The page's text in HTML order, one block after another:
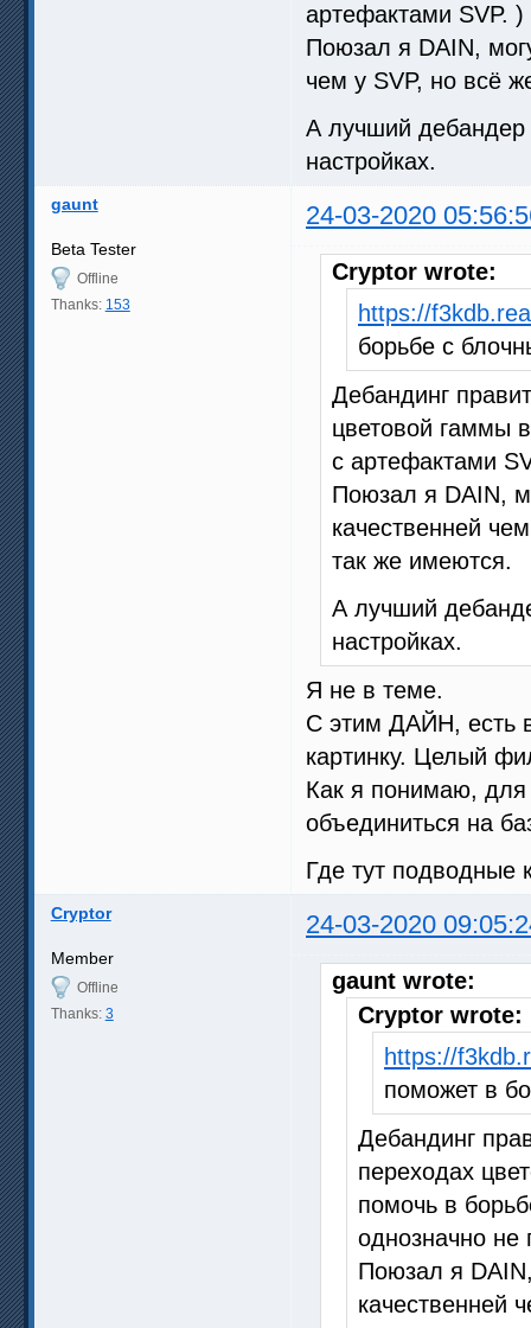
артефактами SVP.
Поюзал я DAIN,
чем у SVP, но всё
А лучший дебандер
настройках.
gaunt 24-03-2020
Beta Tester
Offline
Thanks: 153
Cryptor wrote:
https://
борьбе с
Дебандинг
цветовой гаммы
с артефактами
Поюзал я DAIN,
качественней
так же имеются.
А лучший
настройках.
Я не в теме.
С этим ДАЙН, есть
картинку. Целый
Как я понимаю, для
объединиться на
Где тут подводные
Cryptor 24-03-2020
Member
Offline
Thanks: 3
gaunt wrote:
Cryptor wrote:
https://
поможет в
Дебандинг
переходах
помочь в
однозначно не
Поюзал я
качественней